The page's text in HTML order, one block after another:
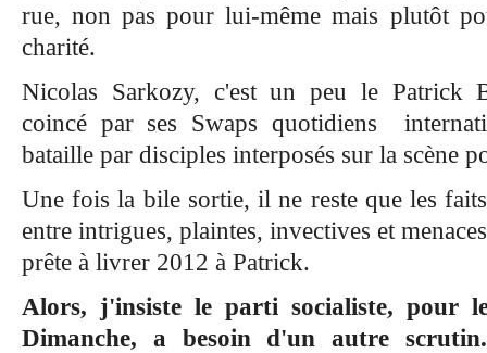
rue, non pas pour lui-même mais plutôt
charité.
Nicolas Sarkozy, c'est un peu le Patrick
coincé par ses Swaps quotidiens
bataille par disciples interposés sur la scène
Une fois la bile sortie, il ne reste que les
entre intrigues, plaintes, invectives et
prête à livrer 2012 à Patrick.
Alors, j'insiste le parti socialiste, pour
Dimanche, a besoin d'un autre